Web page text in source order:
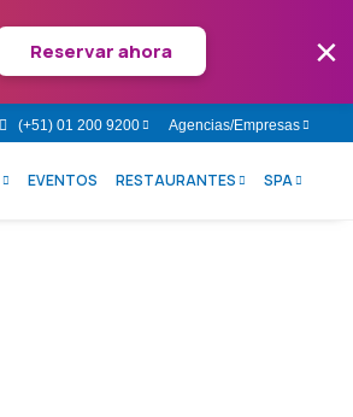
×
Reservar ahora
(+51) 01 200 9200 Agencias/Empresas
EVENTOS RESTAURANTES SPA